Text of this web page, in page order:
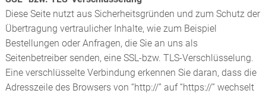
Diese Seite nutzt aus Sicherheitsgründen und zum Schutz der
Übertragung vertraulicher Inhalte, wie zum Beispiel
Bestellungen oder Anfragen, die Sie an uns als
Seitenbetreiber senden, eine SSL-bzw. TLS-Verschlüsselung.
Eine verschlüsselte Verbindung erkennen Sie daran, dass die
Adresszeile des Browsers von “http://” auf “https://” wechselt